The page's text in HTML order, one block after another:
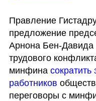
Правление
предложение
Арнона Бен-Давида
трудового
минфина сократить
работников
переговоры с